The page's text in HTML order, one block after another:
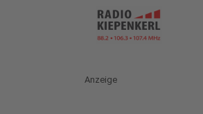
Anzeige